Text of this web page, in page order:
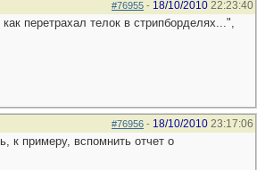
#76955 - 18/10/2010 22:23:40
перетрахал телок в стрипборделях...",
#76956 - 18/10/2010 23:17:06
к примеру, вспомнить отчет о